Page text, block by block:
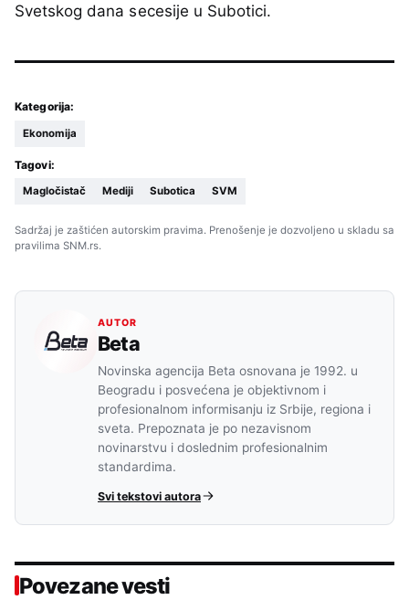
Svetskog dana secesije u Subotici.
Kategorija:
Ekonomija
Tagovi:
Magločistač Mediji Subotica SVM
Sadržaj je zaštićen autorskim pravima. Prenošenje je dozvoljeno u skladu sa
pravilima SNM.rs.
AUTOR
Beta
Novinska agencija Beta osnovana je 1992. u
Beogradu i posvećena je objektivnom i
profesionalnom informisanju iz Srbije, regiona i
sveta. Prepoznata je po nezavisnom
novinarstvu i doslednim profesionalnim
standardima.
Svi tekstovi autora
Povezane vesti